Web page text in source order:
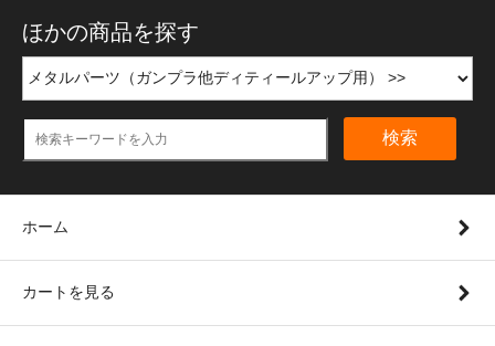
ほかの商品を探す
検索
ホーム
カートを見る